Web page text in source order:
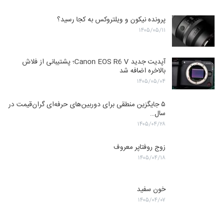
پرونده نیکون و ویلتروکس به کجا رسید؟
۱۴۰۵/۰۵/۱۱
آپدیت جدید Canon EOS R6 V؛ پشتیبانی از فلاش
بالاخره اضافه شد
۱۴۰۵/۰۵/۰۴
۵ جایگزین منطقی برای دوربین‌های حرفه‌ای گران‌قیمت در
سال…
۱۴۰۵/۰۴/۲۸
زوج روفتاپر معروف
۱۴۰۵/۰۴/۱۸
خون سفید
۱۴۰۵/۰۴/۰۷